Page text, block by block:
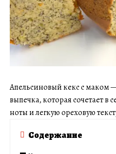
Апельсиновый кекс с маком
выпечка, которая сочетает в
ноты и легкую ореховую
Содержание